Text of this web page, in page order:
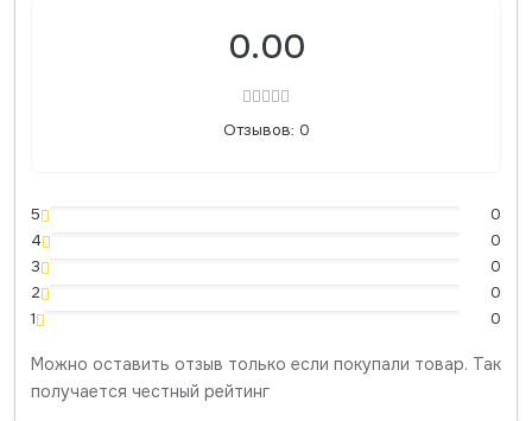
0.00
Отзывов: 0
5
0
4
0
3
0
2
0
1
0
Можно оставить отзыв только если покупали товар. Так
получается честный рейтинг